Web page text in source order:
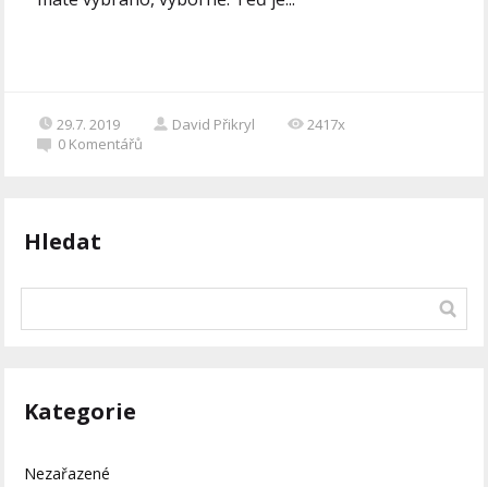
29.7. 2019 David Přikryl
2417x
0 Komentářů
Hledat
Kategorie
Nezařazené